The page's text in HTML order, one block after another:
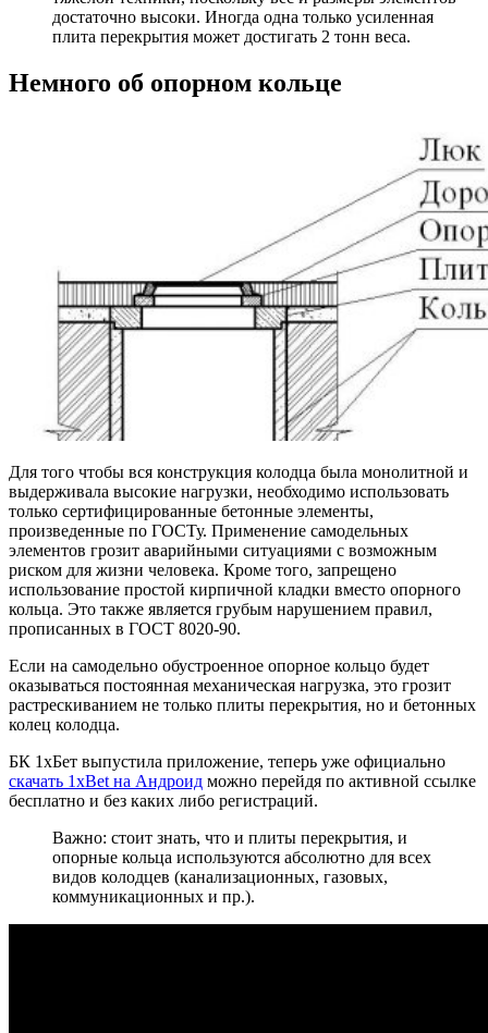
достаточно высоки. Иногда одна только усиленная
плита перекрытия может достигать 2 тонн веса.
Немного об опорном кольце
Для того чтобы вся конструкция колодца была монолитной и
выдерживала высокие нагрузки, необходимо использовать
только сертифицированные бетонные элементы,
произведенные по ГОСТу. Применение самодельных
элементов грозит аварийными ситуациями с возможным
риском для жизни человека. Кроме того, запрещено
использование простой кирпичной кладки вместо опорного
кольца. Это также является грубым нарушением правил,
прописанных в ГОСТ 8020-90.
Если на самодельно обустроенное опорное кольцо будет
оказываться постоянная механическая нагрузка, это грозит
растрескиванием не только плиты перекрытия, но и бетонных
колец колодца.
БК 1хБет выпустила приложение, теперь уже официально
скачать 1xBet на Андроид можно перейдя по активной ссылке
бесплатно и без каких либо регистраций.
Важно: стоит знать, что и плиты перекрытия, и
опорные кольца используются абсолютно для всех
видов колодцев (канализационных, газовых,
коммуникационных и пр.).